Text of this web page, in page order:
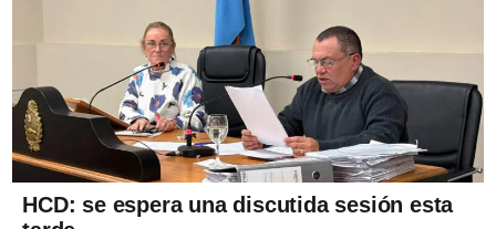
HCD: se espera una discutida sesión esta